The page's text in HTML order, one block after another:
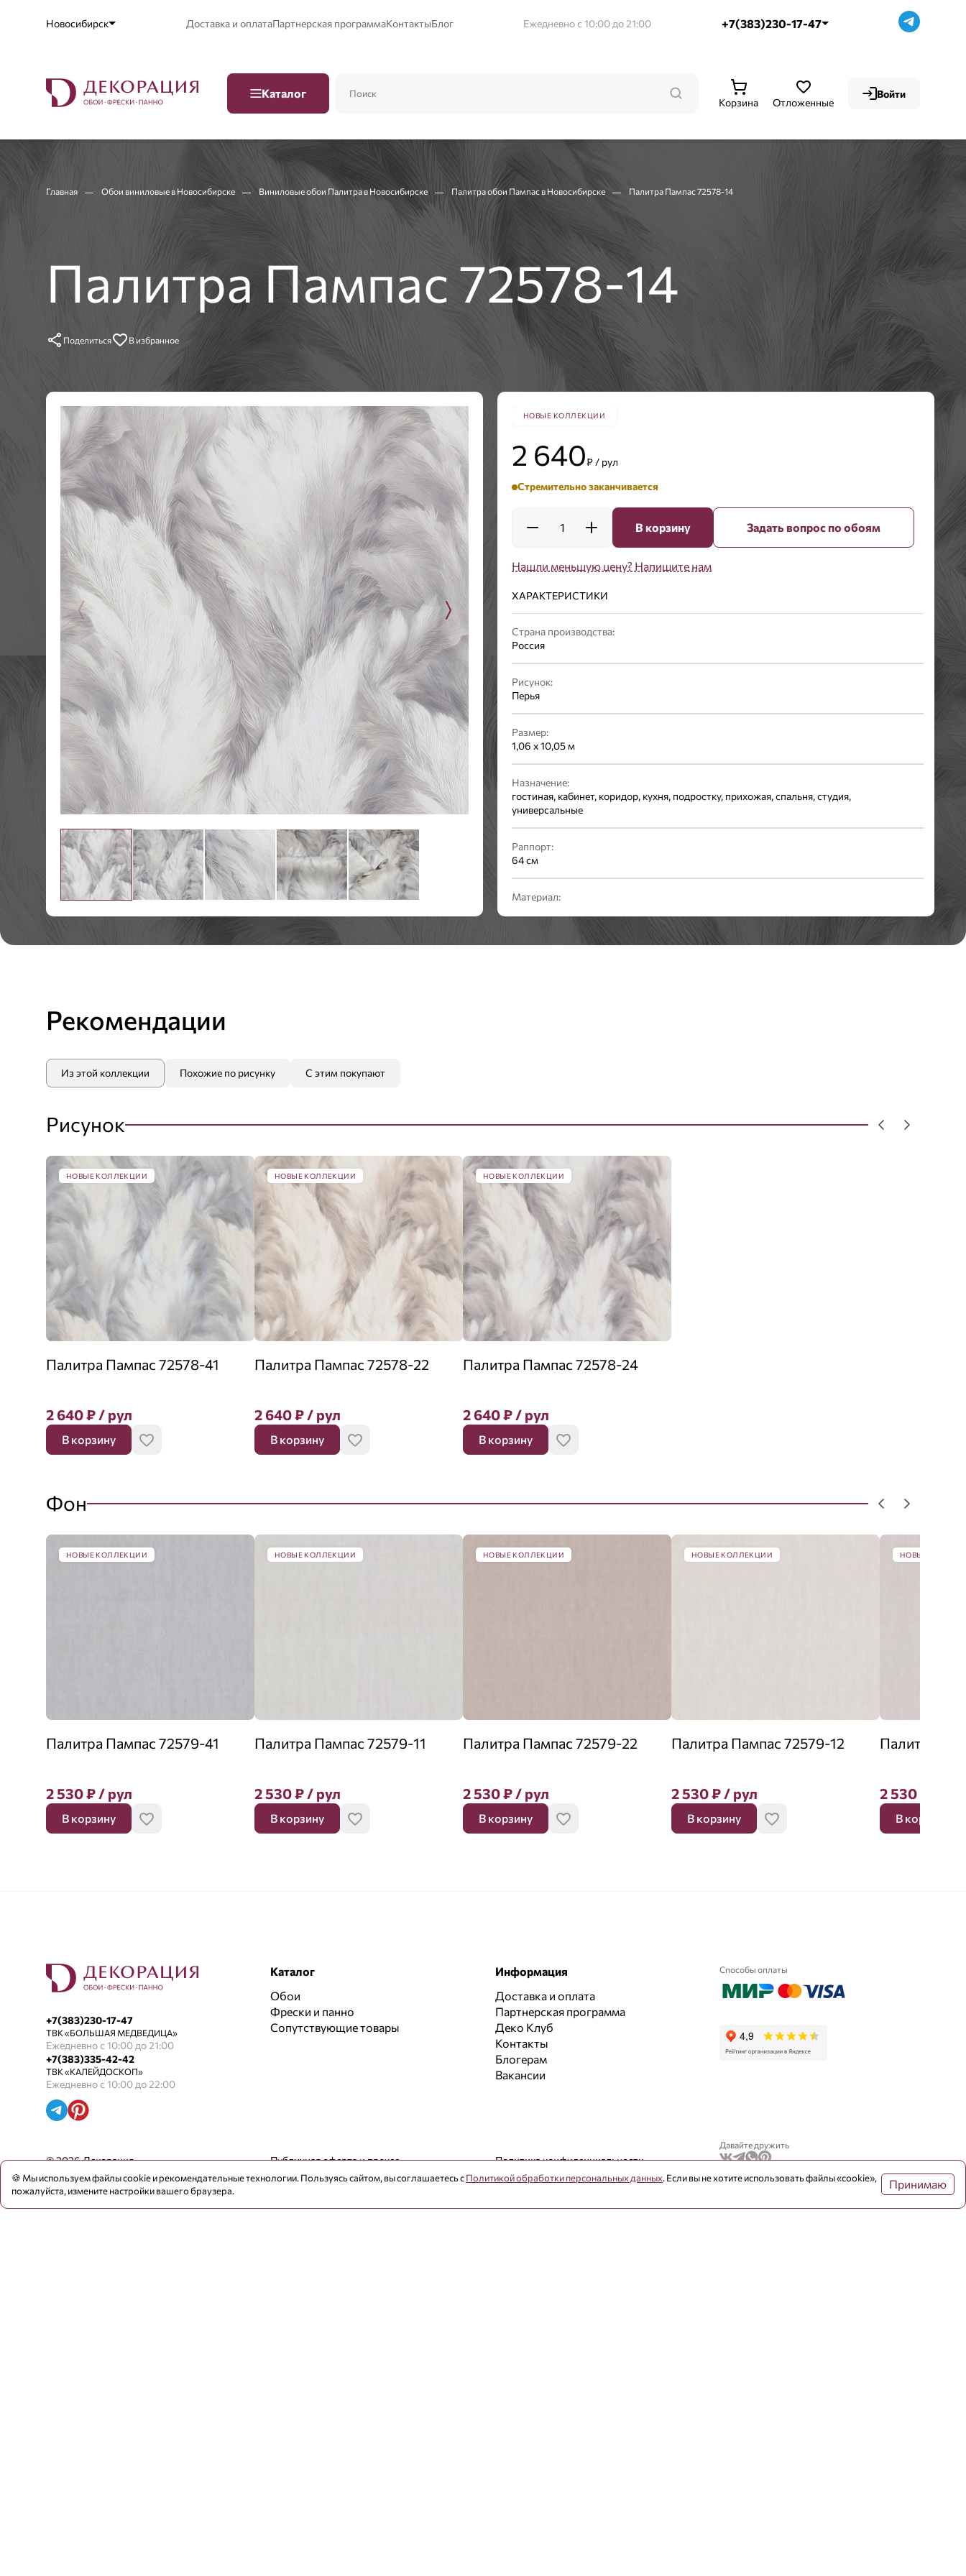
Новосибирск Доставка и оплатаПартнерская программаКонтактыБлог Ежедневно с 10:00 до 21:00 +7(383)230-17-47
Каталог
Отложенные
Корзина
Войти
Главная Обои виниловые в Новосибирске Виниловые обои Палитра в Новосибирске Палитра обои Пампас в Новосибирске Палитра Пампас 72578-14
Палитра Пампас 72578-14
Поделиться В избранное
НОВЫЕ КОЛЛЕКЦИИ
2 640₽ / рул
Стремительно заканчивается
1 В корзину Задать вопрос по обоям
Нашли меньшую цену? Напишите нам
ХАРАКТЕРИСТИКИ
Страна производства:
Россия
Рисунок:
Перья
Размер:
1,06 x 10,05 м
Назначение:
гостиная, кабинет, коридор, кухня, подростку, прихожая, спальня, студия,
универсальные
Раппорт:
64 см
Материал:
Стиль:
Рекомендации
Из этой коллекции Похожие по рисунку С этим покупают
Рисунок
НОВЫЕ КОЛЛЕКЦИИ
Палитра Пампас 72578-41
2 640₽/ рул
В корзину
НОВЫЕ КОЛЛЕКЦИИ
Палитра Пампас 72578-22
2 640₽/ рул
В корзину
НОВЫЕ КОЛЛЕКЦИИ
Палитра Пампас 72578-24
2 640₽/ рул
В корзину
Фон
НОВЫЕ КОЛЛЕКЦИИ
Палитра Пампас 72579-41
2 530₽/ рул
В корзину
НОВЫЕ КОЛЛЕКЦИИ
Палитра Пампас 72579-11
2 530₽/ рул
В корзину
НОВЫЕ КОЛЛЕКЦИИ
Палитра Пампас 72579-22
2 530₽/ рул
В корзину
НОВЫЕ КОЛЛЕКЦИИ
Палитра Пампас 72579-12
2 530₽/ рул
В корзину
НОВЫЕ
Палитра
2 530
В корзину
+7(383)230-17-47
ТВК «БОЛЬШАЯ МЕДВЕДИЦА»
Ежедневно с 10:00 до 21:00
+7(383)335-42-42
ТВК «КАЛЕЙДОСКОП»
Ежедневно с 10:00 до 22:00
Каталог
Обои
Фрески и панно
Сопутствующие товары
Информация
Доставка и оплата
Партнерская программа
Деко Клуб
Контакты
Блогерам
Вакансии
Способы оплаты
© 2026 Декорация Публичная оферта и прочее Политика конфиденциальности
Давайте дружить
🍪 Мы используем файлы cookie и рекомендательные технологии. Пользуясь сайтом, вы соглашаетесь сПолитикой обработки персональных данных. Если вы не хотите использовать файлы «cookie»,
пожалуйста, измените настройки вашего браузера.
Принимаю